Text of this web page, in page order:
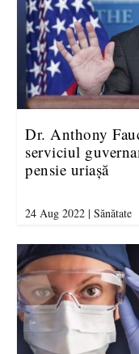
Dr. Anthony
serviciul
pensie uriașă
24 Aug 2022 |Sănătate